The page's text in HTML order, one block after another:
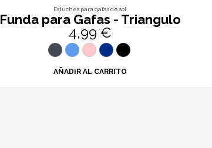
Estuches para gafas de sol
Funda para Gafas - Triangulo
4,99 €
AÑADIR AL CARRITO